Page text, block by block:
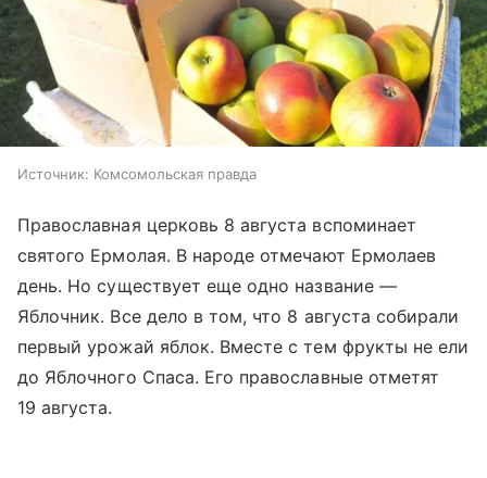
Источник: Комсомольская правда
Православная церковь 8 августа вспоминает
святого Ермолая. В народе отмечают Ермолаев
день. Но существует еще одно название —
Яблочник. Все дело в том, что 8 августа собирали
первый урожай яблок. Вместе с тем фрукты не ели
до Яблочного Спаса. Его православные отметят
19 августа.